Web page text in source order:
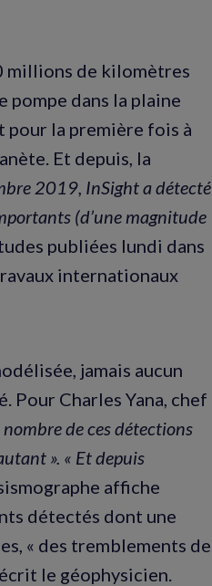
millions de kilomètres
pompe dans la plaine
pour la première fois à
Et depuis, la
2019, InSight a détecté
(d’une magnitude
publiées lundi dans
internationaux
jamais aucun
Pour Charles Yana, chef
nombre de ces détections
». « Et depuis
affiche
détectés dont une
« des tremblements de
le géophysicien.